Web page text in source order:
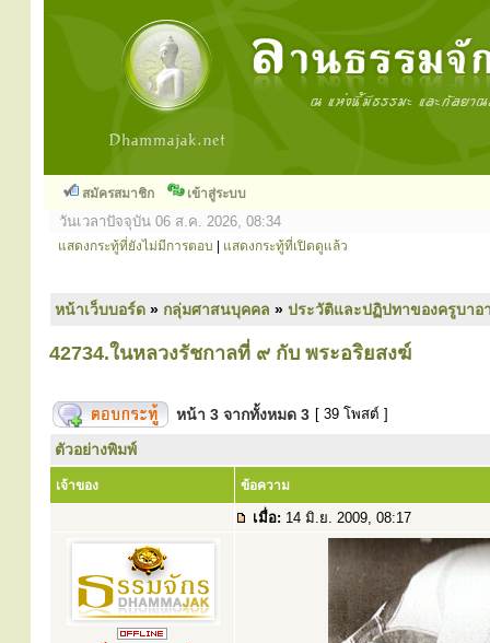
สมัครสมาชิก เข้าสู่ระบบ
วันเวลาปัจจุบัน 06 ส.ค. 2026, 08:34
แสดงกระทู้ที่ยังไม่มีการตอบ แสดงกระทู้ที่เปิดดูแล้ว
หน้าเว็บบอร์ด » กลุ่มศาสนบุคคล » ประวัติและปฏิปทาของครูบาอ
42734.ในหลวงรัชกาลที่ ๙ กับ พระอริยสงฆ์
หน้า 3 จากทั้งหมด 3 [ 39 โพสต์ ]
ตัวอย่างพิมพ์
เจ้าของ ข้อความ
เมื่อ: 14 มิ.ย. 2009, 08:17